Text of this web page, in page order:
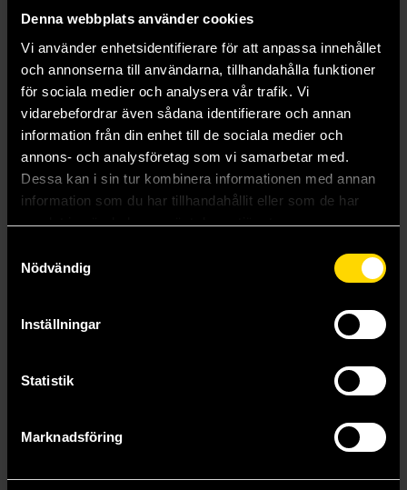
Denna webbplats använder cookies
Vi använder enhetsidentifierare för att anpassa innehållet
och annonserna till användarna, tillhandahålla funktioner
för sociala medier och analysera vår trafik. Vi
vidarebefordrar även sådana identifierare och annan
information från din enhet till de sociala medier och
annons- och analysföretag som vi samarbetar med.
Dessa kan i sin tur kombinera informationen med annan
information som du har tillhandahållit eller som de har
samlat in när du har använt deras tjänster.
Nödvändig
Inställningar
Statistik
Marknadsföring
The Last Wish
Andrzej Sapkowski
199 kr
Längre leveranstid
The Last Wish
Andrzej Sapkowski
175 kr